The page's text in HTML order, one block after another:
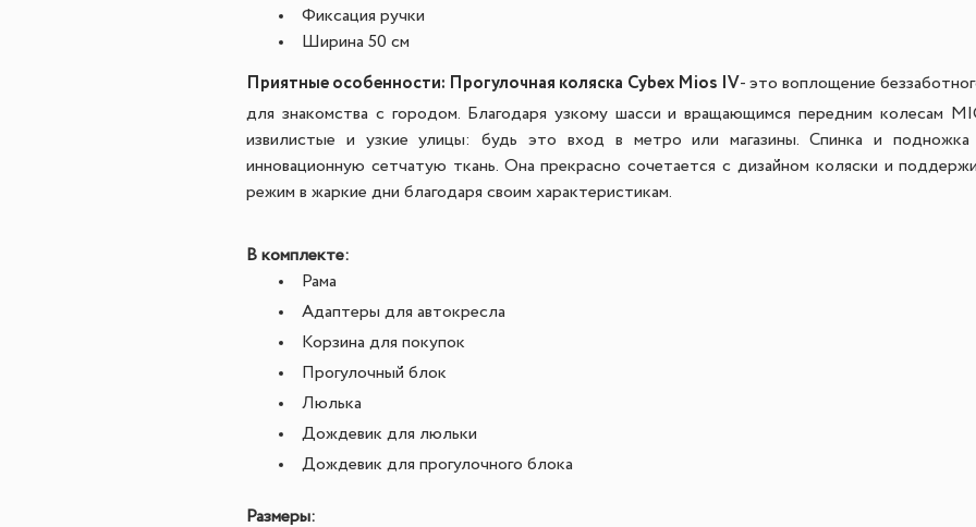
Фиксация ручки
Ширина 50 см
Приятные особенности: Прогулочная коляска Cybex Mios IV- это воплощение
для знакомства с городом. Благодаря узкому шасси и вращающимся передним колесам
извилистые и узкие улицы: будь это вход в метро или магазины. Спинка и
инновационную сетчатую ткань. Она прекрасно сочетается с дизайном коляски и
режим в жаркие дни благодаря своим характеристикам.
В комплекте:
Рама
Адаптеры для автокресла
Корзина для покупок
Прогулочный блок
Люлька
Дождевик для люльки
Дождевик для прогулочного блока
Размеры: